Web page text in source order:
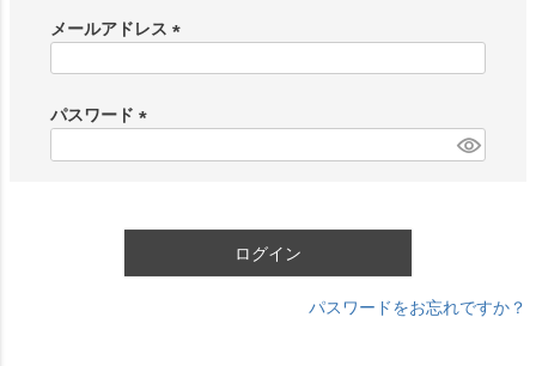
メールアドレス
)
パスワード
ログイン
パスワードをお忘れですか？